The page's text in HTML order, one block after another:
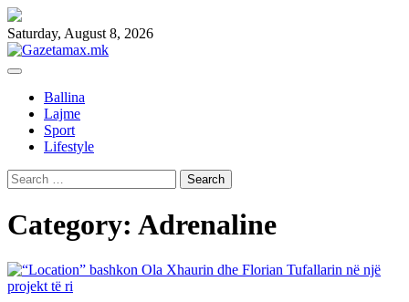
Skip
to
content
Saturday, August 8, 2026
Ballina
Lajme
Sport
Lifestyle
Search
for:
Category: Adrenaline